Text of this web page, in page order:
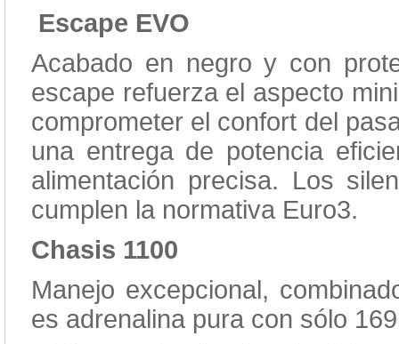
Escape EVO
Acabado en negro y con
escape refuerza el aspecto
comprometer el confort del
una entrega de potencia
alimentación precisa. Los
cumplen la normativa Euro3.
Chasis 1100
Manejo excepcional,
es adrenalina pura con sólo